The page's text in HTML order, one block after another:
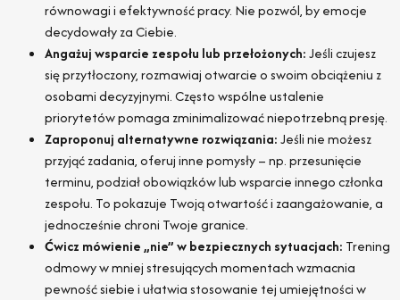
równowagi i efektywność pracy. Nie pozwól, by emocje
decydowały za Ciebie.
Angażuj wsparcie zespołu lub przełożonych:Jeśli czujesz
się przytłoczony, rozmawiaj otwarcie o swoim obciążeniu z
osobami decyzyjnymi. Często wspólne ustalenie
priorytetów pomaga zminimalizować niepotrzebną presję.
Zaproponuj alternatywne rozwiązania:Jeśli nie możesz
przyjąć zadania, oferuj inne pomysły – np. przesunięcie
terminu, podział obowiązków lub wsparcie innego członka
zespołu. To pokazuje Twoją otwartość i zaangażowanie, a
jednocześnie chroni Twoje granice.
Ćwicz mówienie „nie” w bezpiecznych sytuacjach: Trening
odmowy w mniej stresujących momentach wzmacnia
pewność siebie i ułatwia stosowanie tej umiejętności w